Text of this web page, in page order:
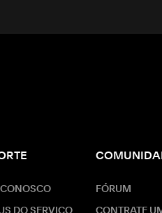
FÓRUM